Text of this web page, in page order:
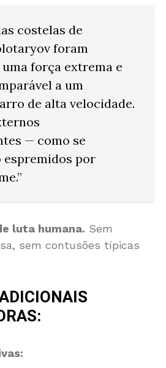
costelas de
foram
força extrema e
a um
de alta velocidade.
— como se
espremidos por
luta humana. Sem
sem contusões típicas